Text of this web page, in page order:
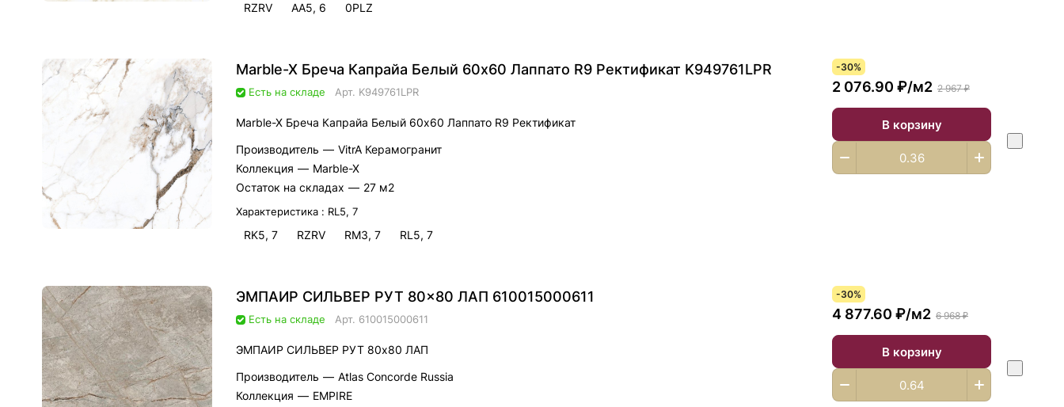
RZRV AA5, 6 0PLZ
Marble-X Бреча Капрайа Белый 60х60 Лаппато R9 Ректификат K949761LPR
Есть на складе Арт. K949761LPR
Marble-X Бреча Капрайа Белый 60х60 Лаппато R9 Ректификат
Производитель — VitrA Керамогранит
Коллекция — Marble-X
Остаток на складах — 27 м2
Характеристика : RL5, 7
RK5, 7 RZRV RM3, 7 RL5, 7
-30%
2 076.90 ₽/м2 2 967 ₽
В корзину
ЭМПАИР СИЛЬВЕР РУТ 80x80 ЛАП 610015000611
Есть на складе Арт. 610015000611
ЭМПАИР СИЛЬВЕР РУТ 80x80 ЛАП
Производитель — Atlas Concorde Russia
Коллекция — EMPIRE
-30%
4 877.60 ₽/м2 6 968 ₽
В корзину